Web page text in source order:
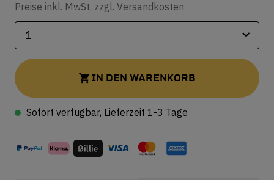
Preise inkl. MwSt. zzgl. Versandkosten
IN DEN WARENKORB
Sofort verfügbar, Lieferzeit 1-3 Tage